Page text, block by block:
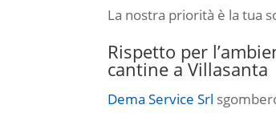
La nostra priorità è la tua
Rispetto per
cantine a Villasanta
Dema Service Srl